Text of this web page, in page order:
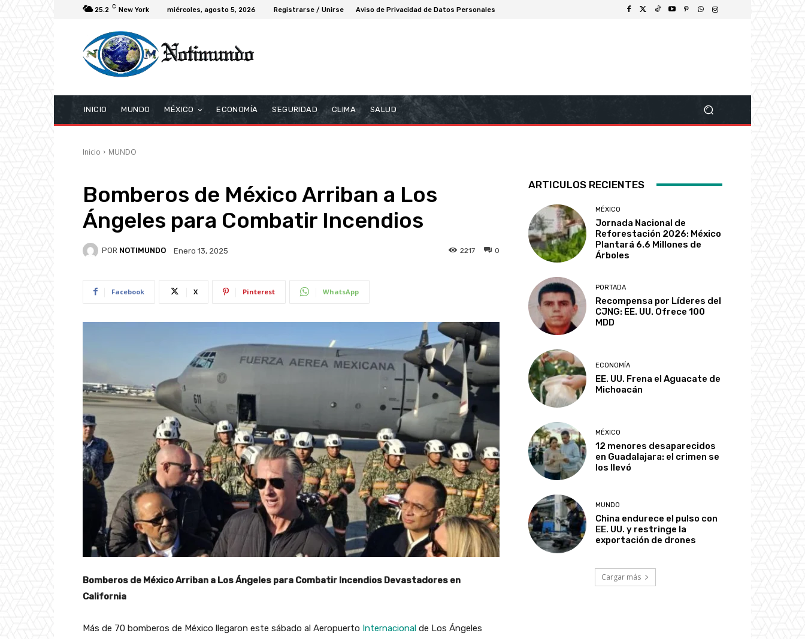
25.2 C New York miércoles, agosto 5, 2026 Registrarse / Unirse Aviso de Privacidad de Datos Personales
INICIO MUNDO MÉXICO ECONOMÍA SEGURIDAD CLIMA SALUD
Inicio MUNDO
Bomberos de México Arriban a Los
Ángeles para Combatir Incendios
POR NOTIMUNDO Enero 13, 2025 0
2217
Facebook X Pinterest WhatsApp
Bomberos de México Arriban a Los Ángeles para Combatir Incendios Devastadores en
California
Más de 70 bomberos de México llegaron este sábado al Aeropuerto Internacional de Los Ángeles
ARTICULOS RECIENTES
MÉXICO
Jornada Nacional de
Reforestación 2026: México
Plantará 6.6 Millones de
Árboles
PORTADA
Recompensa por Líderes del
CJNG: EE. UU. Ofrece 100
MDD
ECONOMÍA
EE. UU. Frena el Aguacate de
Michoacán
MÉXICO
12 menores desaparecidos
en Guadalajara: el crimen se
los llevó
MUNDO
China endurece el pulso con
EE. UU. y restringe la
exportación de drones
Cargar más